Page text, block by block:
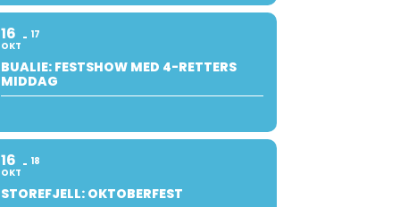
16
OKT
17
BUALIE: FESTSHOW MED 4-RETTERS
MIDDAG
16
OKT
18
STOREFJELL: OKTOBERFEST